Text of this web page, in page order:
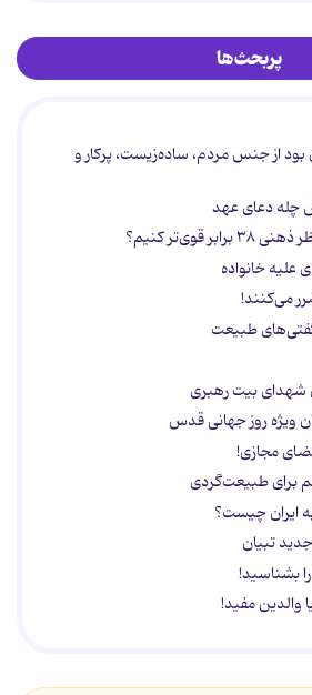
پربحث‌ها
از جنس مردم، ساده‌زیست، پرکار و
چله دعای عهد
قوی‌تر کنیم؟
می‌کنند!
طبیعت
شهدای بیت رهبری
ویژه روز جهانی قدس
مجازی!
ایران چیست؟
تبیان
بشناسید!
والدین مفید!